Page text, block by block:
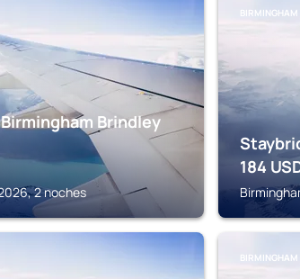
Brindley
2 noches
BIRMINGHAM
184
BIRMINGHAM